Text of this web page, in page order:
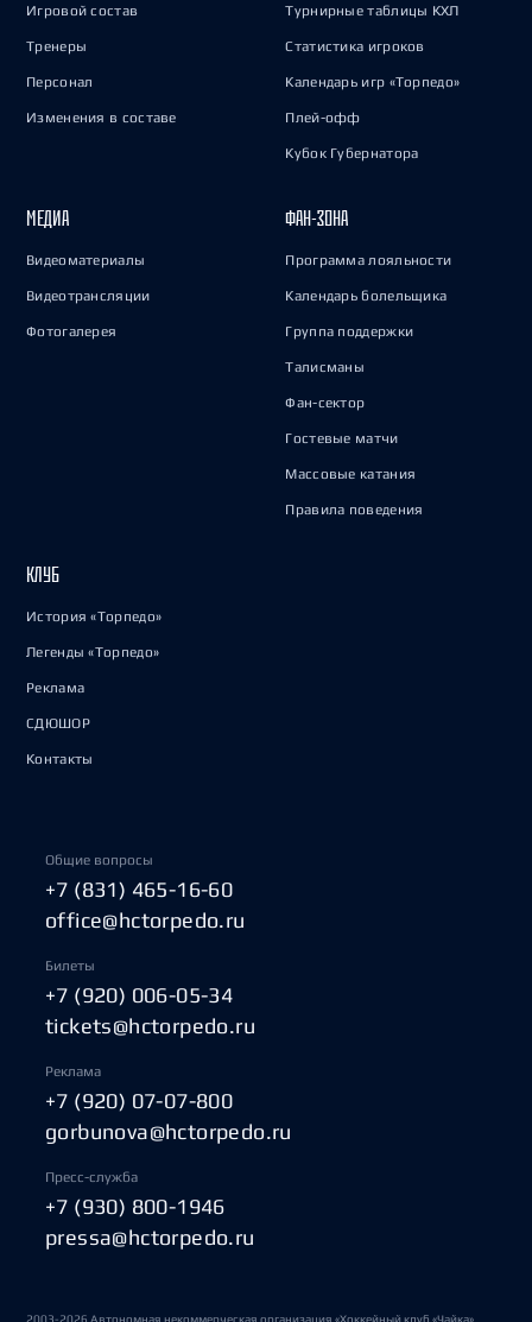
Игровой состав
Тренеры
Персонал
Изменения в составе
Турнирные таблицы КХЛ
Статистика игроков
Календарь игр «Торпедо»
Плей-офф
Кубок Губернатора
МЕДИА
Видеоматериалы
Видеотрансляции
Фотогалерея
ФАН-ЗОНА
Программа лояльности
Календарь болельщика
Группа поддержки
Талисманы
Фан-сектор
Гостевые матчи
Массовые катания
Правила поведения
КЛУБ
История «Торпедо»
Легенды «Торпедо»
Реклама
СДЮШОР
Контакты
Общие вопросы
+7 (831) 465-16-60
office@hctorpedo.ru
Билеты
+7 (920) 006-05-34
tickets@hctorpedo.ru
Реклама
+7 (920) 07-07-800
gorbunova@hctorpedo.ru
Пресс-служба
+7 (930) 800-1946
pressa@hctorpedo.ru
2003-2026 Автономная некоммерческая организация «Хоккейный клуб «Чайка»